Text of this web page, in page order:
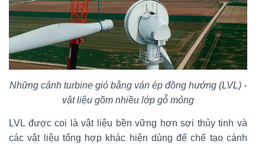
Những cánh turbine gió bằng ván ép đồng hướng (LVL) -
vật liệu gồm nhiều lớp gỗ mỏng
LVL được coi là vật liệu bền vững hơn sợi thủy tinh và
các vật liệu tổng hợp khác hiện dùng để chế tạo cánh